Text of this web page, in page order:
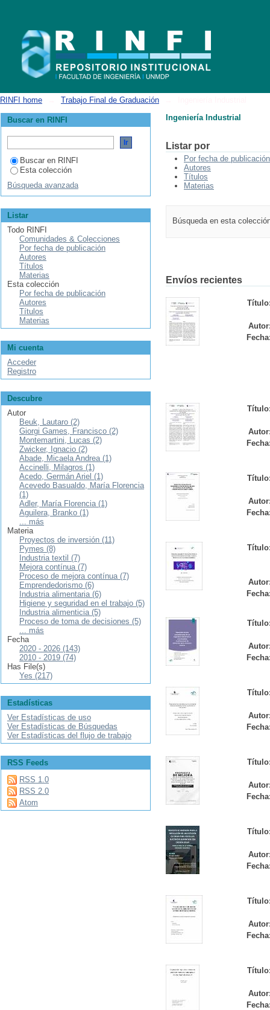
RINFI home Trabajo Final de Graduación
Ingeniería Industrial
Listar por
Por fecha de publicación
Autores
Títulos
Materias
Búsqueda en esta
Envíos recientes
Buscar en RINFI
Buscar en RINFI
Esta colección
Búsqueda avanzada
Listar
Todo RINFI
Comunidades & Colecciones
Por fecha de publicación
Autores
Títulos
Materias
Esta colección
Por fecha de publicación
Autores
Títulos
Materias
Mi cuenta
Acceder
Registro
Descubre
Autor
Beuk, Lautaro (2)
Giorgi Games, Francisco (2)
Montemartini, Lucas (2)
Zwicker, Ignacio (2)
Abade, Micaela Andrea (1)
Accinelli, Milagros (1)
Acedo, Germán Ariel (1)
Acevedo Basualdo, María Florencia
(1)
Adler, María Florencia (1)
Aguilera, Branko (1)
... más
Materia
Proyectos de inversión (11)
Pymes (8)
Industria textil (7)
Mejora contínua (7)
Proceso de mejora contínua (7)
Emprendedorismo (6)
Industria alimentaria (6)
Higiene y seguridad en el trabajo (5)
Industria alimenticia (5)
Proceso de toma de decisiones (5)
... más
Fecha
2020 - 2026 (143)
2010 - 2019 (74)
Has File(s)
Yes (217)
Estadísticas
Ver Estadísticas de uso
Ver Estadísticas de Búsquedas
Ver Estadísticas del flujo de trabajo
RSS Feeds
RSS 1.0
RSS 2.0
Atom